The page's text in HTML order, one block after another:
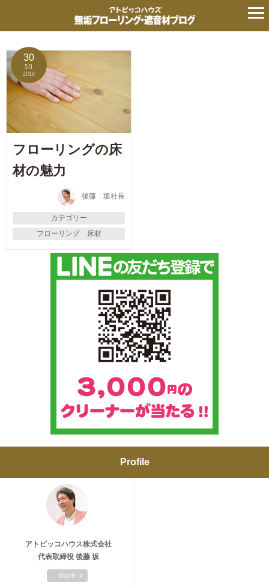
生活スタイルの記事
30
5月
2018
フローリングの床
材の魅力
後藤 坂社長
カテゴリー
フローリング 床材
Profile
アトピッコハウス株式会社
代表取締役 後藤 坂
more